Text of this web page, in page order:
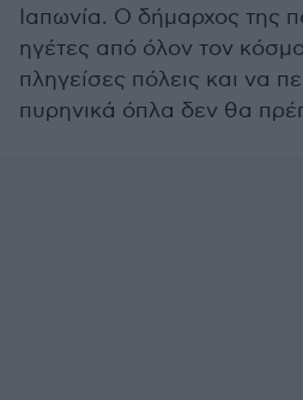
Ιαπωνία. Ο δήμαρχος της
ηγέτες από όλον τον
πληγείσες πόλεις και να
πυρηνικά όπλα δεν θα